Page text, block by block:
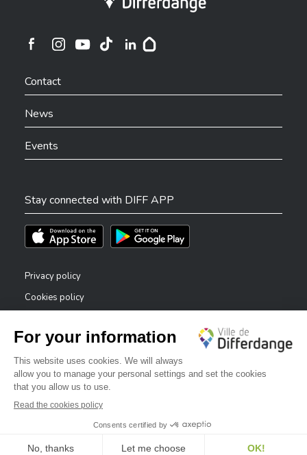
Ville de Differdange sur Instagram
Contact
News
Events
Stay connected with DIFF APP
Téléchargez l'app sur l'App StoreTéléchargez l'app sur Play Store
Privacy policy
Cookies policy
Accessibility statement
Reporting system — whistleblowers
©2026 All rights reserved . City of Differdange
✕
Bonjour, comment puis-je vous aider ?